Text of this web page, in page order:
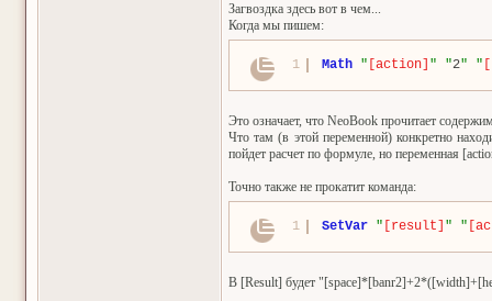
Загвоздка здесь вот в чем...
Когда мы пишем:
1 Math " [action] " "2" "
Это означает, что NeoBook прочитает
Что там (в этой переменной) конкретно
пойдет расчет по формуле, но переменная
Точно также не прокатит команда:
1 SetVar " [result] " "
В [Result] будет